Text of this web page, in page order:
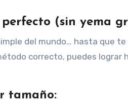
(sin yema
del mundo… hasta que
correcto, puedes lograr
tamaño: